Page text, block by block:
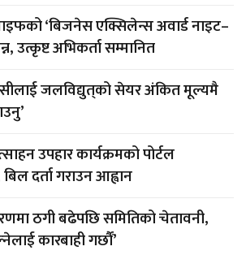
‘बिजनेस एक्सिलेन्स अवार्ड नाइट–
उत्कृष्ट अभिकर्ता सम्मानित
जलविद्युत्‌को सेयर अंकित मूल्यमै
उपहार कार्यक्रमको पोर्टल
दर्ता गराउन आह्वान
ठगी बढेपछि समितिको चेतावनी,
कारबाही गर्छाैं’